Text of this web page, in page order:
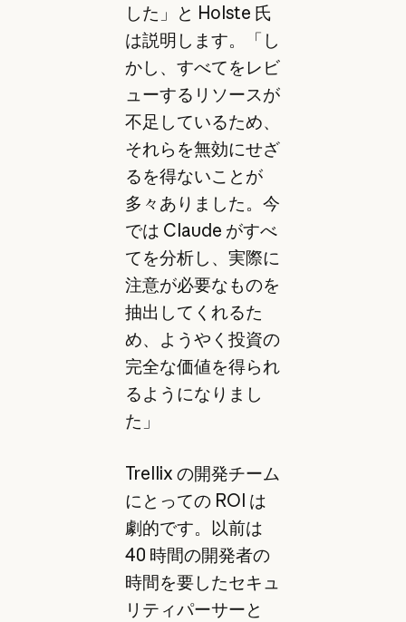
した」と Holste 氏
は説明します。「し
かし、すべてをレビ
ューするリソースが
不足しているため、
それらを無効にせざ
るを得ないことが
多々ありました。今
では Claude がすべ
てを分析し、実際に
注意が必要なものを
抽出してくれるた
め、ようやく投資の
完全な価値を得られ
るようになりまし
た」
Trellix の開発チーム
にとっての ROI は
劇的です。以前は
40 時間の開発者の
時間を要したセキュ
リティパーサーと